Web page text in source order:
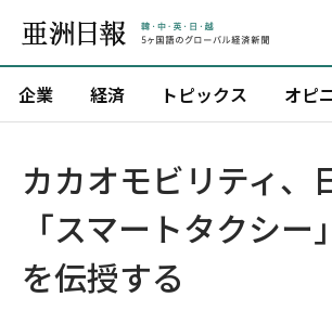
企業 経済 トピックス オピ
カカオモビリティ、
「スマートタクシー
を伝授する